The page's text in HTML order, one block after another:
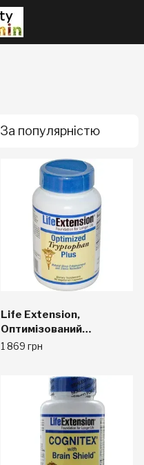
За популярністю
Life Extension,
Оптимізований
триптофан-плюс, 90
1 869 грн